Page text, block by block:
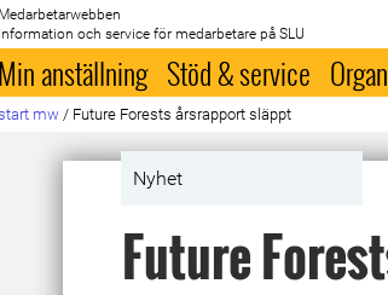
Medarbetarwebben
Information och service för medarbetare på SLU
Min anställning Stöd & service
mw / Future Forests årsrapport släppt
Nyhet
Future